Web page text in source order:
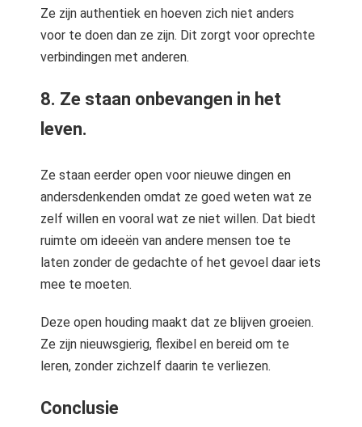
Ze zijn authentiek en hoeven zich niet anders
voor te doen dan ze zijn. Dit zorgt voor oprechte
verbindingen met anderen.
8. Ze staan onbevangen in het
leven.
Ze staan eerder open voor nieuwe dingen en
andersdenkenden omdat ze goed weten wat ze
zelf willen en vooral wat ze niet willen. Dat biedt
ruimte om ideeën van andere mensen toe te
laten zonder de gedachte of het gevoel daar iets
mee te moeten.
Deze open houding maakt dat ze blijven groeien.
Ze zijn nieuwsgierig, flexibel en bereid om te
leren, zonder zichzelf daarin te verliezen.
Conclusie